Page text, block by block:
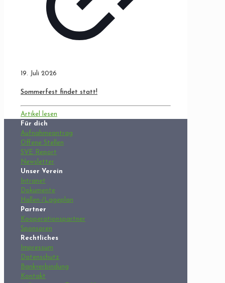
19. Juli 2026
Sommerfest findet statt!
Artikel lesen
Für dich
Aufnahmeantrag
Offene Stellen
SVE Report
Newsletter
Unser Verein
Intranet
Dokumente
Hallen-/Lageplan
Partner
Kooperationspartner
Sponsoren
Rechtliches
Impressum
Datenschutz
Bankverbindung
Kontakt